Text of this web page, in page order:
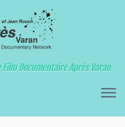
Documentaire Après Varan